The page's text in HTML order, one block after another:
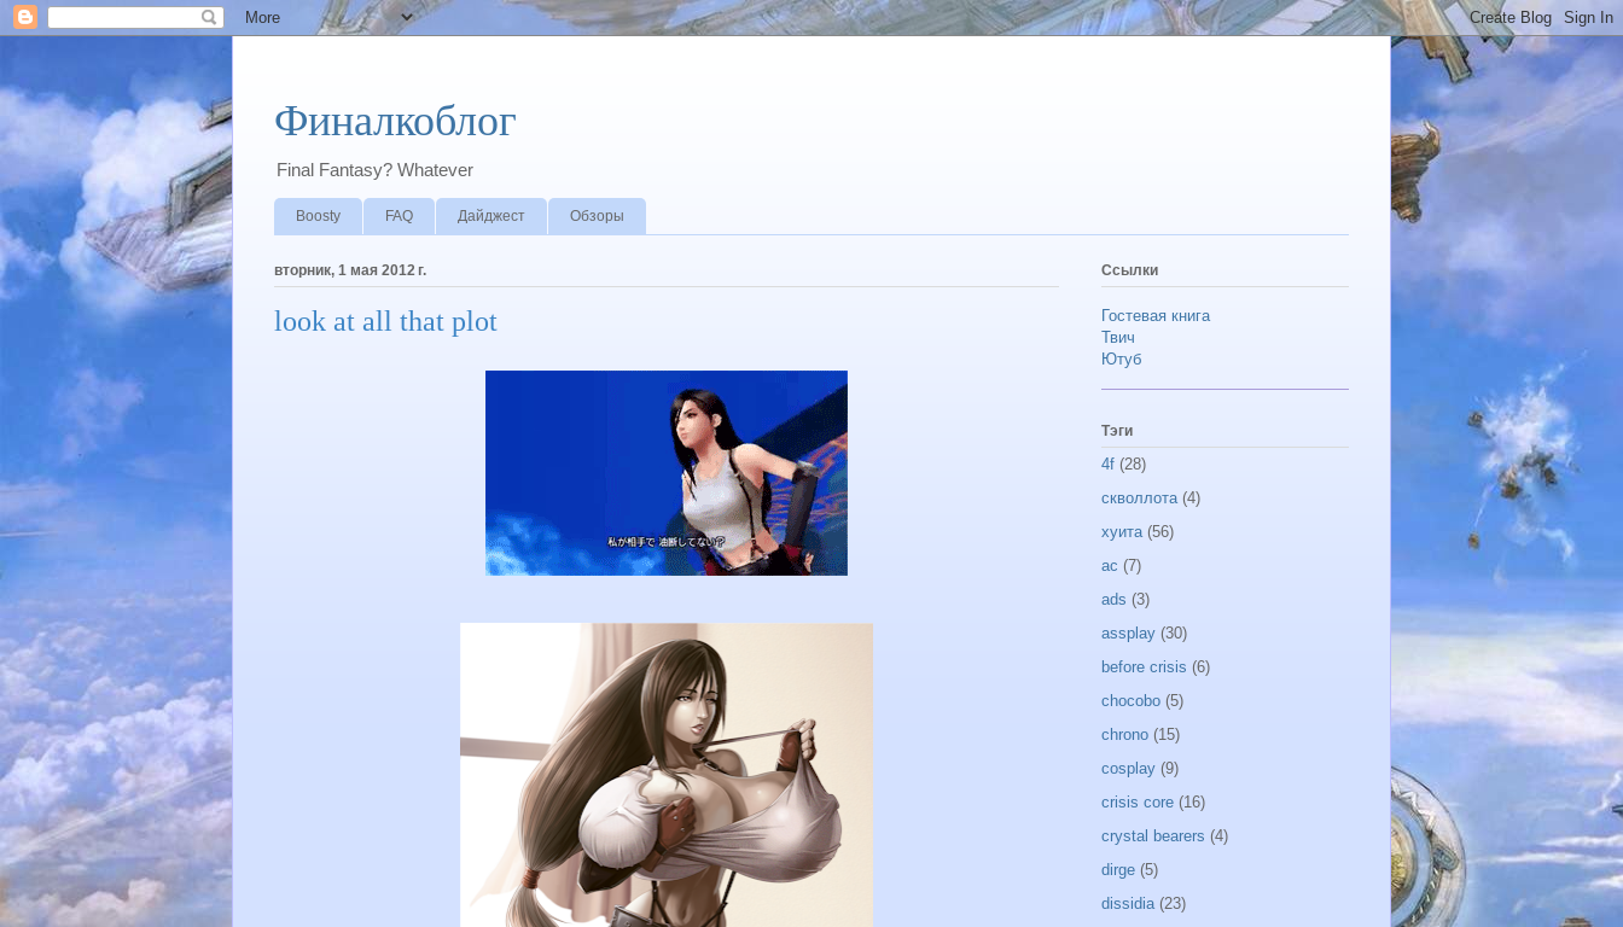
Финалкоблог
Final Fantasy? Whatever
Boosty FAQ Дайджест Обзоры
вторник, 1 мая 2012 г.
look at all that plot
Ссылки
Гостевая книга
Твич
Ютуб
Тэги
4f (28)
скволлота (4)
хуита (56)
ac (7)
ads (3)
assplay (30)
before crisis (6)
chocobo (5)
chrono (15)
cosplay (9)
crisis core (16)
crystal bearers (4)
dirge (5)
dissidia (23)